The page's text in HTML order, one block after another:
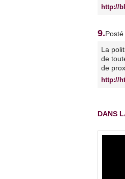
http://
9.
La
de
de
http://
DANS